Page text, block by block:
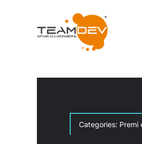
contenuto
Categories: Premi